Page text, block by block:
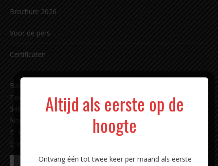
Brochure 2026
Voor de pers
Certificaten
Bakkerij Carl Siegert sinds 1891 b.v.
Techniekweg 11
3481 MK Harmelen
Nederland
T: +31 (0)348 - 44 18 87
E: info@carlsiegert.com
Altijd als eerste op de
hoogte
Ontvang één tot twee keer per maand als eerste